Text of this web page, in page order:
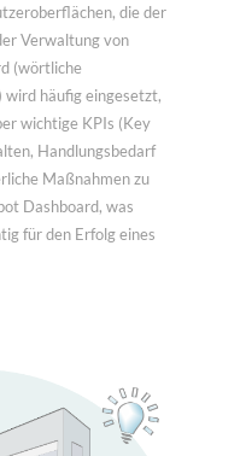
die der
Verwaltung von
(wörtliche
häufig eingesetzt,
wichtige KPIs (Key
Handlungsbedarf
Maßnahmen zu
Dashboard, was
für den Erfolg eines